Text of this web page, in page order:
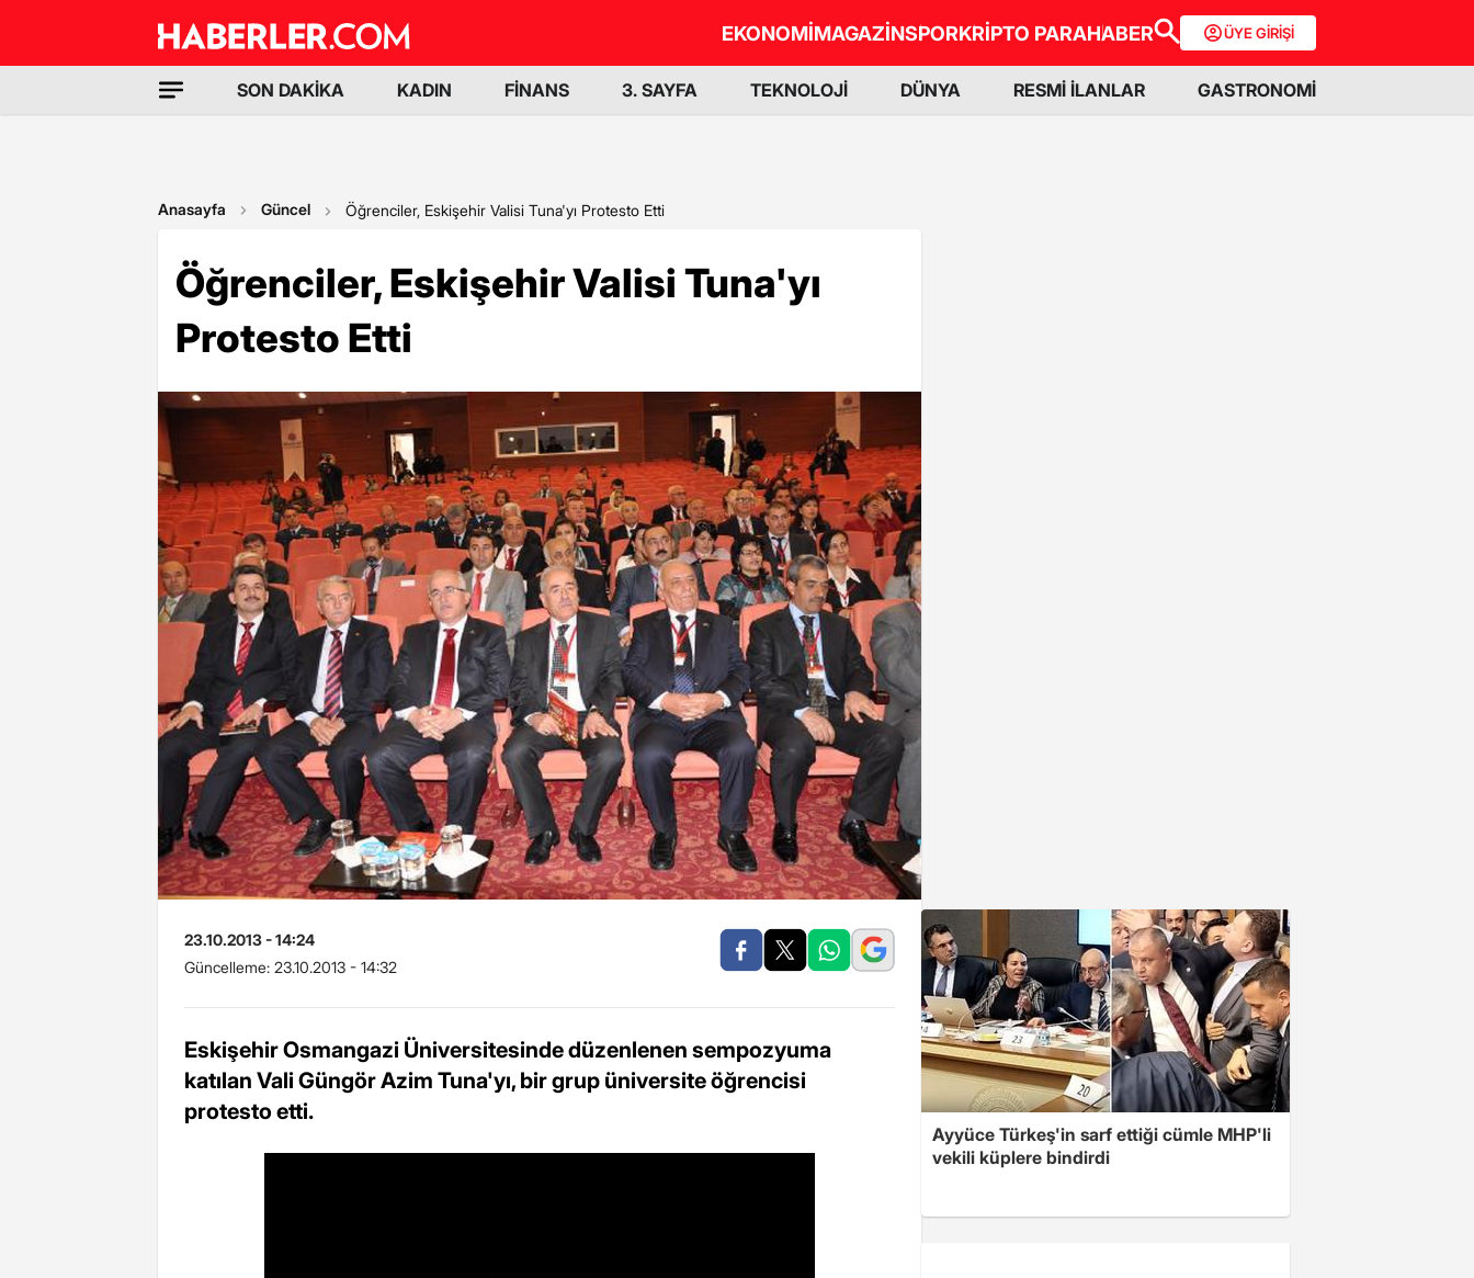
EKONOMİMAGAZİNSPORKRİPTO PARAHABER ÜYE GİRİŞİ
SON DAKİKA KADIN FİNANS 3. SAYFA TEKNOLOJİ DÜNYA RESMİ İLANLAR GASTRONOMİ
Anasayfa Güncel Öğrenciler, Eskişehir Valisi Tuna'yı Protesto Etti
Öğrenciler, Eskişehir Valisi Tuna'yı
Protesto Etti
23.10.2013 - 14:24
Güncelleme: 23.10.2013 - 14:32
Eskişehir Osmangazi Üniversitesinde düzenlenen sempozyuma
katılan Vali Güngör Azim Tuna'yı, bir grup üniversite öğrencisi
protesto etti.
Ayyüce Türkeş'in sarf ettiği cümle MHP'li
vekili küplere bindirdi